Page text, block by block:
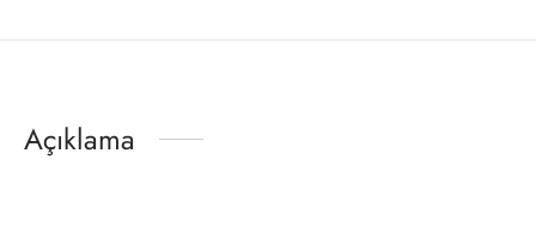
Açıklama